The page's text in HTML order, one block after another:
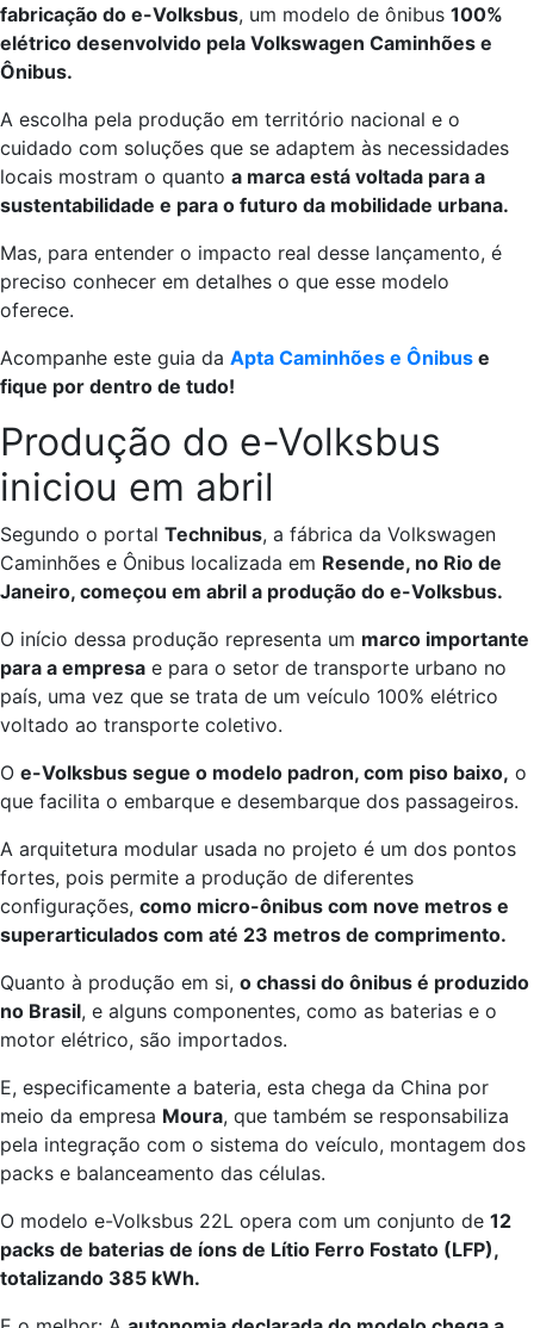
fabricação do e-Volksbus, um modelo de ônibus 100%
elétrico desenvolvido pela Volkswagen Caminhões e
Ônibus.
A escolha pela produção em território nacional e o
cuidado com soluções que se adaptem às necessidades
locais mostram o quanto a marca está voltada para a
sustentabilidade e para o futuro da mobilidade urbana.
Mas, para entender o impacto real desse lançamento, é
preciso conhecer em detalhes o que esse modelo
oferece.
Acompanhe este guia da Apta Caminhões e Ônibus e
fique por dentro de tudo!
Produção do e-Volksbus
iniciou em abril
Segundo o portal Technibus, a fábrica da Volkswagen
Caminhões e Ônibus localizada em Resende, no Rio de
Janeiro, começou em abril a produção do e-Volksbus.
O início dessa produção representa um marco importante
para a empresa e para o setor de transporte urbano no
país, uma vez que se trata de um veículo 100% elétrico
voltado ao transporte coletivo.
O e-Volksbus segue o modelo padron, com piso baixo, o
que facilita o embarque e desembarque dos passageiros.
A arquitetura modular usada no projeto é um dos pontos
fortes, pois permite a produção de diferentes
configurações, como micro-ônibus com nove metros e
superarticulados com até 23 metros de comprimento.
Quanto à produção em si, o chassi do ônibus é produzido
no Brasil, e alguns componentes, como as baterias e o
motor elétrico, são importados.
E, especificamente a bateria, esta chega da China por
meio da empresa Moura, que também se responsabiliza
pela integração com o sistema do veículo, montagem dos
packs e balanceamento das células.
O modelo e-Volksbus 22L opera com um conjunto de 12
packs de baterias de íons de Lítio Ferro Fostato (LFP),
totalizando 385 kWh.